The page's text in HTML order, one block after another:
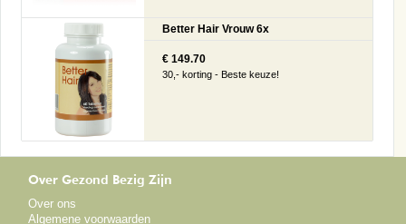
Better Hair Vrouw 6x
€ 149.70
30,- korting - Beste keuze!
Over Gezond Bezig Zijn
Over ons
Algemene voorwaarden